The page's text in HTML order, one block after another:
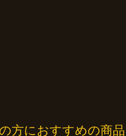
方におすすめの商品